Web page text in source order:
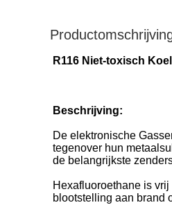
R116 Niet-toxisch
Beschrijving:
De elektronische
tegenover hun
de belangrijkste
Hexafluoroethane is
blootstelling aan brand